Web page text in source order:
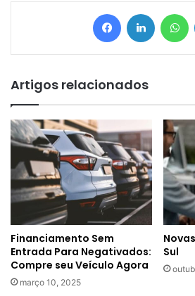
FacebookLinkedin
Artigos relacionados
Financiamento Sem
Entrada Para Negativados:
Compre seu Veículo Agora
março 10, 2025
Sul